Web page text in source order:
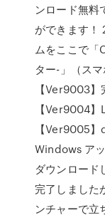
ンロード無料
ができます！
ムをここで「
ター-」（ス
【Ver9003
【Ver9004
【Ver9005
Windows ア
ダウンロード
完了しました
ンチャーで立